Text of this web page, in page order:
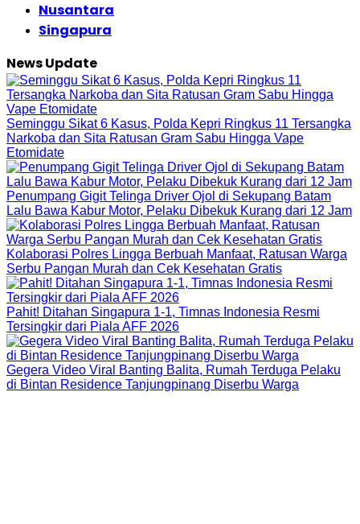
Nusantara
Singapura
News Update
Seminggu Sikat 6 Kasus, Polda Kepri Ringkus 11 Tersangka
Narkoba dan Sita Ratusan Gram Sabu Hingga Vape
Etomidate
Penumpang Gigit Telinga Driver Ojol di Sekupang Batam
Lalu Bawa Kabur Motor, Pelaku Dibekuk Kurang dari 12 Jam
Kolaborasi Polres Lingga Berbuah Manfaat, Ratusan Warga
Serbu Pangan Murah dan Cek Kesehatan Gratis
Pahit! Ditahan Singapura 1-1, Timnas Indonesia Resmi
Tersingkir dari Piala AFF 2026
Gegera Video Viral Banting Balita, Rumah Terduga Pelaku
di Bintan Residence Tanjungpinang Diserbu Warga